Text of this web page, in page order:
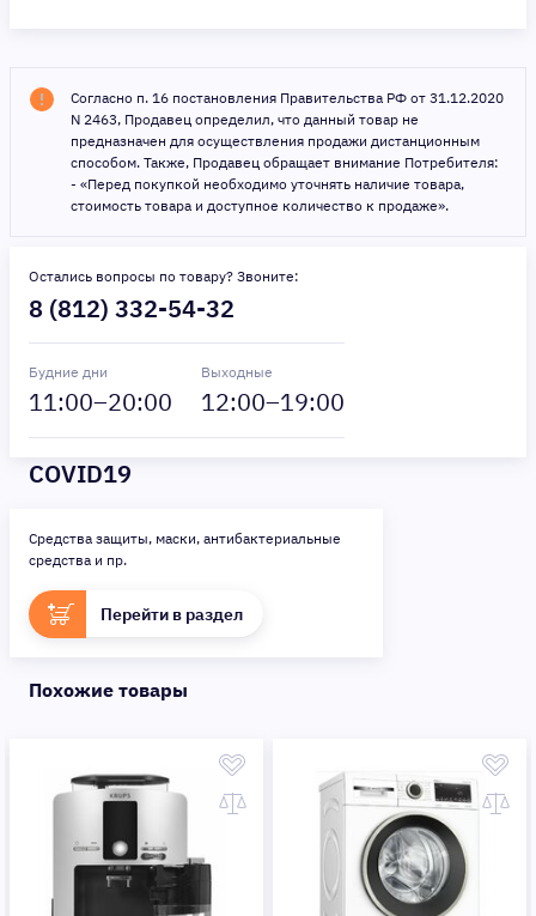
Согласно п. 16 постановления Правительства РФ от 31.12.2020
N 2463, Продавец определил, что данный товар не
предназначен для осуществления продажи дистанционным
способом. Также, Продавец обращает внимание Потребителя:
- «Перед покупкой необходимо уточнять наличие товара,
стоимость товара и доступное количество к продаже».
Остались вопросы по товару? Звоните:
8 (812) 332-54-32
Будние дни
11:00–20:00
Выходные
12:00–19:00
COVID19
Средства защиты, маски, антибактериальные
средства и пр.
Перейти в раздел
Похожие товары